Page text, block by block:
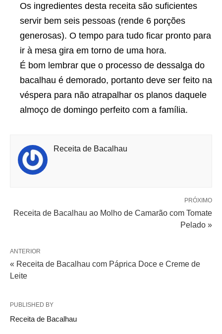
Os ingredientes desta receita são suficientes
servir bem seis pessoas (rende 6 porções
generosas). O tempo para tudo ficar pronto para
ir à mesa gira em torno de uma hora.
É bom lembrar que o processo de dessalga do
bacalhau é demorado, portanto deve ser feito na
véspera para não atrapalhar os planos daquele
almoço de domingo perfeito com a família.
Receita de Bacalhau
PRÓXIMO
Receita de Bacalhau ao Molho de Camarão com Tomate
Pelado »
ANTERIOR
« Receita de Bacalhau com Páprica Doce e Creme de
Leite
PUBLISHED BY
Receita de Bacalhau